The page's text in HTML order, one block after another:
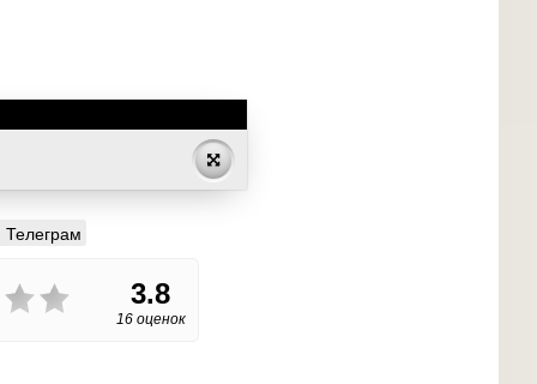
Телеграм
3.8
16 оценок